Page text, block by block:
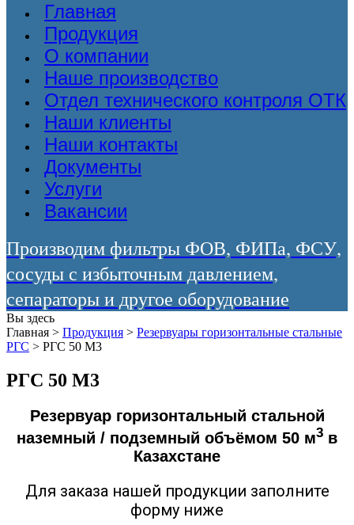
Главная
Продукция
О компании
Наше производство
Отдел технического контроля ОТК
Наши клиенты
Наши контакты
Документы
Услуги
Вакансии
Производим фильтры ФОВ, ФИПа, ФСУ,
сосуды с избыточным давлением,
сепараторы и другое оборудование
Вы здесь
Главная > Продукция > Резервуары горизонтальные стальные
РГС > РГС 50 М3
РГС 50 М3
Резервуар горизонтальный стальной
наземный / подземный объёмом 50 м3 в
Казахстане
Для заказа нашей продукции заполните
форму ниже